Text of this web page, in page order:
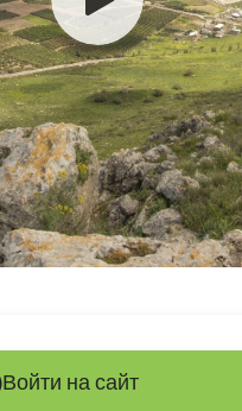
Войти на сайт